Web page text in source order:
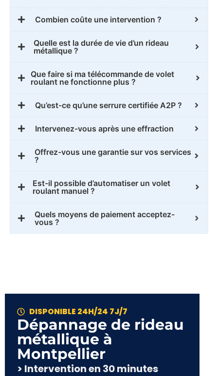
Combien coûte une intervention ?
Quelle est la durée de vie d’un rideau
métallique ?
Que faire si ma télécommande de volet
roulant ne fonctionne plus ?
Qu’est-ce qu’une serrure certifiée A2P ?
Intervenez-vous après une effraction
Offrez-vous une garantie sur vos services
?
Est-il possible d’automatiser un volet
roulant manuel ?
Quels moyens de paiement acceptez-
vous ?
DISPONIBLE 24H/24 7J/7
Dépannage de rideau
métallique à
Montpellier
> Intervention en 30 minutes